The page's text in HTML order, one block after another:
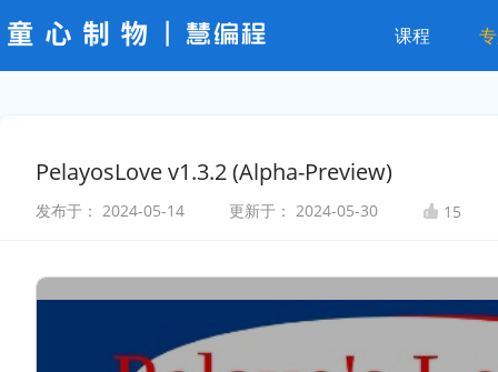
课程
PelayosLove v1.3.2 (Alpha-Preview)
发布于： 2024-05-14 更新于： 2024-05-30 15